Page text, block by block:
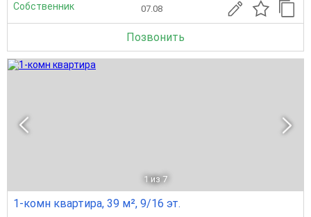
Собственник 07.08
Позвонить
1 из 7
1-комн квартира, 39 м², 9/16 эт.